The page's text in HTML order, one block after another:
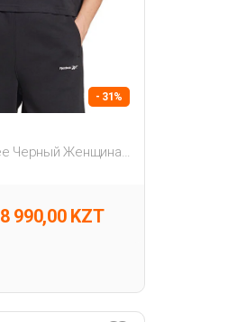
- 31%
8 990,00 KZT